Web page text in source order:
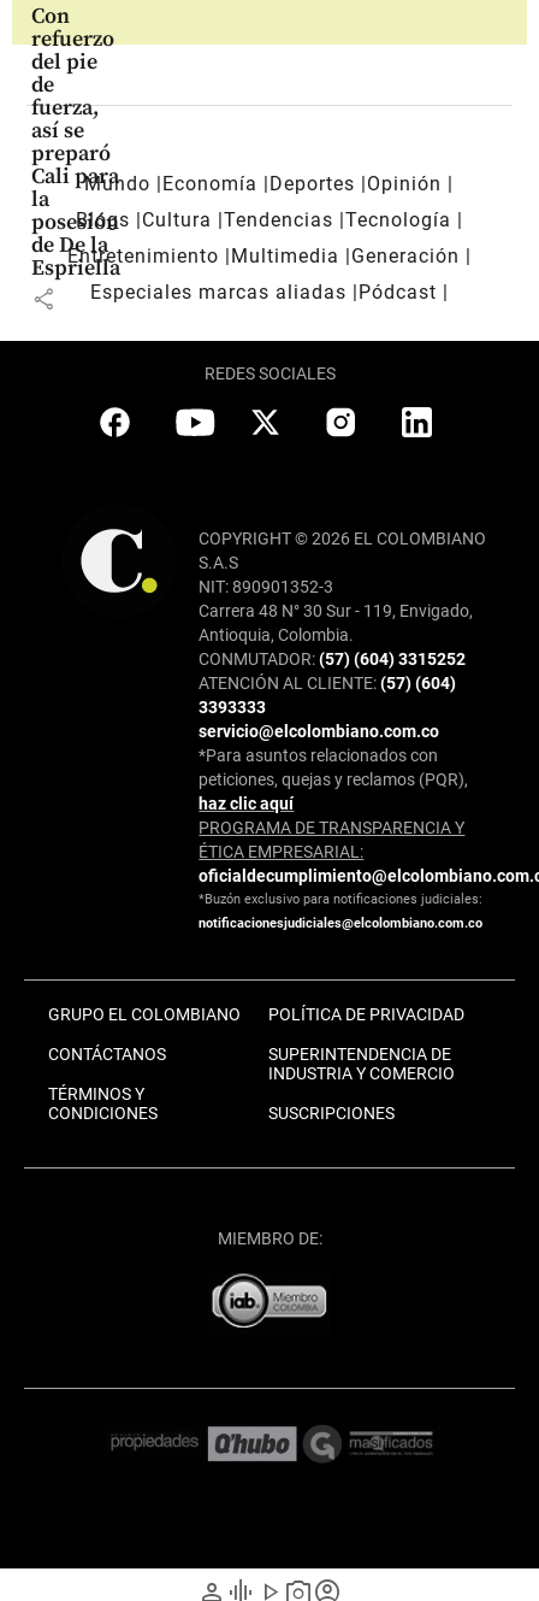
person graphic_eq play_arrow photo_cameraaccount_circle
Con
refuerzo
del pie
de
fuerza,
así se
preparó
Cali para
la
posesión
de De la
Espriella
share
Mundo Economía Deportes
Opinión
Blogs
Cultura Tendencias Tecnología
Entretenimiento
Multimedia
Generación
Especiales marcas aliadas
Pódcast
REDES SOCIALES
COPYRIGHT © 2026 EL COLOMBIANO
S.A.S
NIT: 890901352-3
Carrera 48 N° 30 Sur - 119, Envigado,
Antioquia, Colombia.
CONMUTADOR:(57) (604) 3315252
ATENCIÓN AL CLIENTE:(57) (604)
3393333
servicio@elcolombiano.com.co
*Para asuntos relacionados con
peticiones, quejas y reclamos (PQR),
haz clic aquí
PROGRAMA DE TRANSPARENCIA Y
ÉTICA EMPRESARIAL:
*Buzón exclusivo para notificaciones judiciales:
notificacionesjudiciales@elcolombiano.com.co
GRUPO EL COLOMBIANO
CONTÁCTANOS
TÉRMINOS Y
CONDICIONES
POLÍTICA DE PRIVACIDAD
SUPERINTENDENCIA DE
INDUSTRIA Y COMERCIO
SUSCRIPCIONES
MIEMBRO DE: